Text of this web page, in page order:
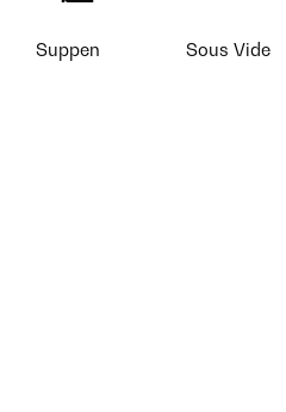
Suppen Sous Vide